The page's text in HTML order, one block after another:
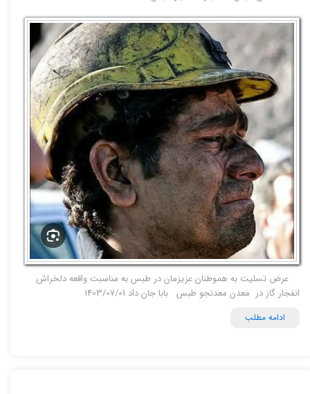
عرض تسلیت به هموطنان عزیزمان در طبس به مناسبت واقعه دلخراش
انفجار گاز در معدن معدنجو طبس بابا جان داد 1403/07/01
ادامه مطلب